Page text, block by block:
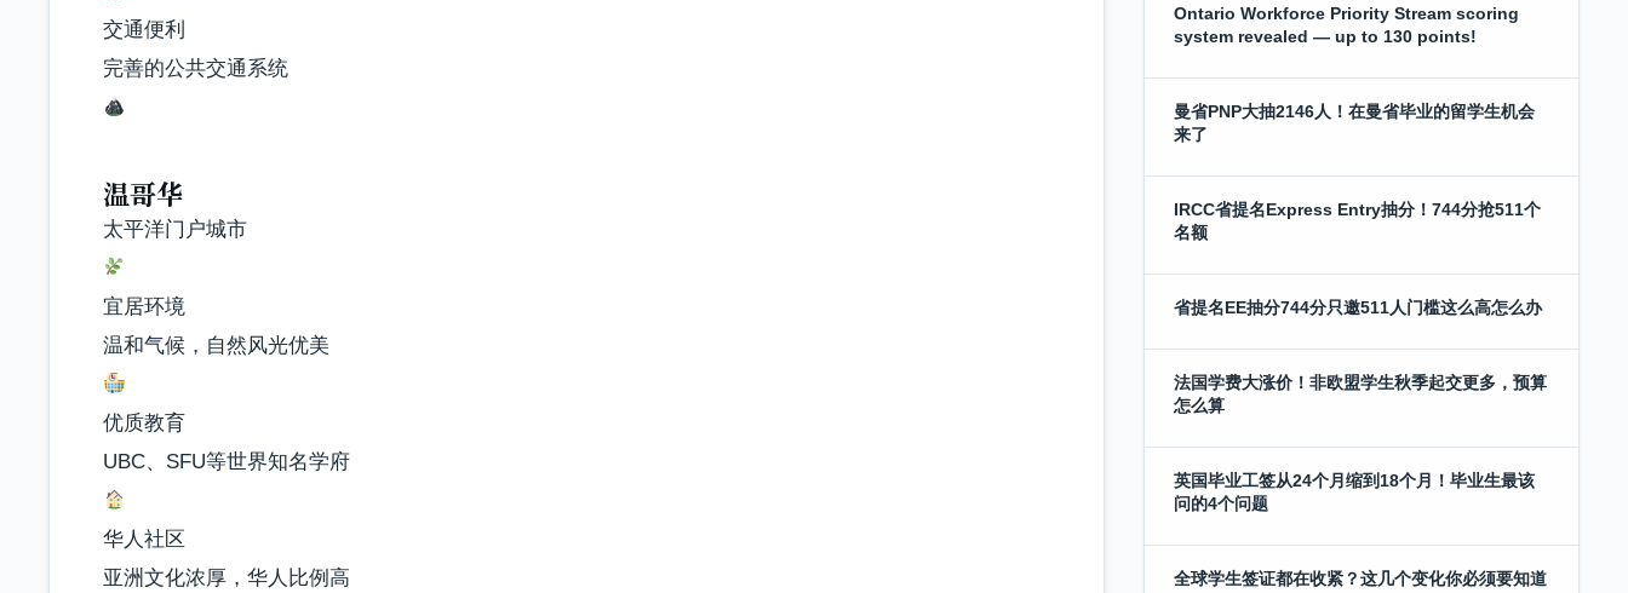
交通便利
完善的公共交通系统
温哥华
太平洋门户城市
宜居环境
温和气候，自然风光优美
优质教育
UBC、SFU等世界知名学府
华人社区
亚洲文化浓厚，华人比例高
Ontario Workforce Priority Stream scoring
system revealed — up to 130 points!
曼省PNP大抽2146人！在曼省毕业的留学生机会
来了
IRCC省提名Express Entry抽分！744分抢511个
名额
省提名EE抽分744分只邀511人门槛这么高怎么办
法国学费大涨价！非欧盟学生秋季起交更多，预算
怎么算
英国毕业工签从24个月缩到18个月！毕业生最该
问的4个问题
全球学生签证都在收紧？这几个变化你必须要知道